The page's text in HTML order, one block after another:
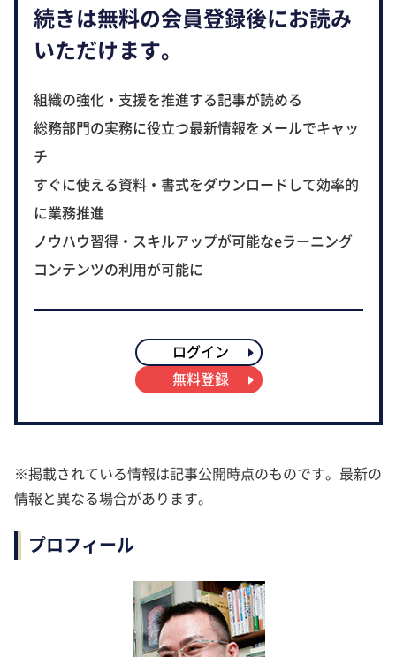
続きは無料の会員登録後にお読み
いただけます。
組織の強化・支援を推進する記事が読める
総務部門の実務に役立つ最新情報をメールでキャッ
チ
すぐに使える資料・書式をダウンロードして効率的
に業務推進
ノウハウ習得・スキルアップが可能なeラーニング
コンテンツの利用が可能に
ログイン
無料登録
※掲載されている情報は記事公開時点のものです。最新の
情報と異なる場合があります。
プロフィール